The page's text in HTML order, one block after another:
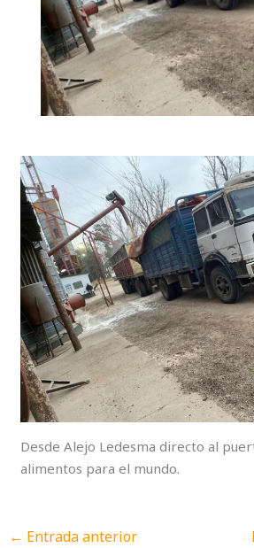
Desde Alejo Ledesma directo al
alimentos para el mundo.
← Entrada anterior